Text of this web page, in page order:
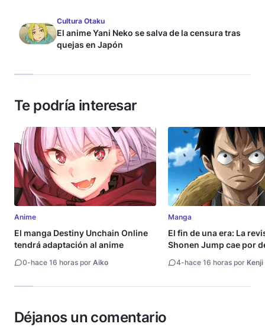
Cultura Otaku
El anime Yani Neko se salva de la censura tras
quejas en Japón
Te podría interesar
Anime
El manga Destiny Unchain Online
tendrá adaptación al anime
0-hace 16 horas por Aiko
Manga
El fin de una era: La
Shonen Jump cae por
millón de copias
4-hace 16 horas por Kenji
Déjanos un comentario